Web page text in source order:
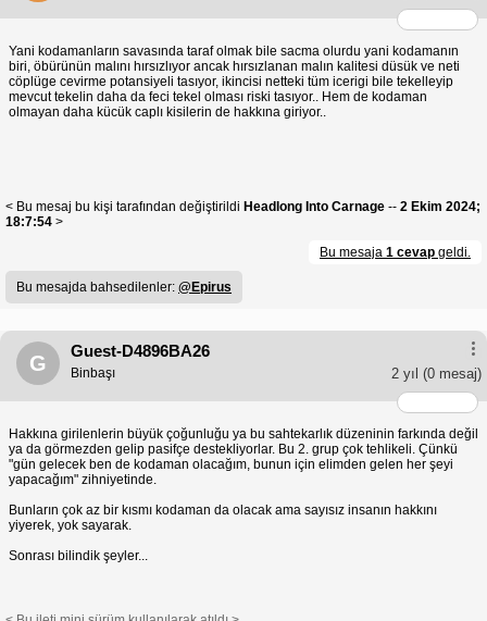
Yani kodamanların savasında taraf olmak bile sacma olurdu yani kodamanın
biri, öbürünün malını hırsızlıyor ancak hırsızlanan malın kalitesi düsük ve neti
cöplüge cevirme potansiyeli tasıyor, ikincisi netteki tüm icerigi bile tekelleyip
mevcut tekelin daha da feci tekel olması riski tasıyor.. Hem de kodaman
olmayan daha kücük caplı kisilerin de hakkına giriyor..
< Bu mesaj bu kişi tarafından değiştirildi Headlong Into Carnage -- 2 Ekim 2024;
18:7:54 >
Bu mesaja 1 cevap geldi.
Bu mesajda bahsedilenler: @Epirus
G
Guest-D4896BA26
2 yıl (0 mesaj)
Binbaşı
Hakkına girilenlerin büyük çoğunluğu ya bu sahtekarlık düzeninin farkında değil
ya da görmezden gelip pasifçe destekliyorlar. Bu 2. grup çok tehlikeli. Çünkü
"gün gelecek ben de kodaman olacağım, bunun için elimden gelen her şeyi
yapacağım" zihniyetinde.
Bunların çok az bir kısmı kodaman da olacak ama sayısız insanın hakkını
yiyerek, yok sayarak.
Sonrası bilindik şeyler...